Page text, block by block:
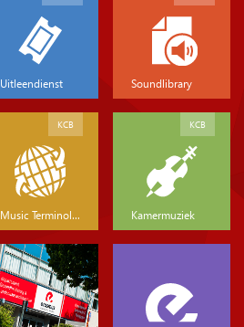
Uitleendienst Soundlibrary
Music Terminology
KCB
Kamermuziek
KCB